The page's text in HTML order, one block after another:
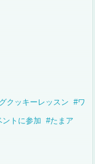
クッキーレッスン #ワ
ントに参加 #たまア